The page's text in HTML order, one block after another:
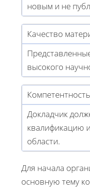
новым и не
Качество
высокого
Докладчик
квалификацию
области.
Для начала
основную тему